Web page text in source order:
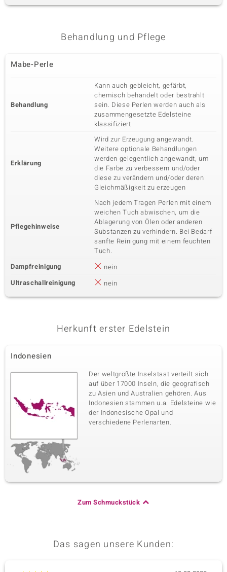
Behandlung und Pflege
Mabe-Perle
Behandlung
Kann auch gebleicht, gefärbt,
chemisch behandelt oder bestrahlt
sein. Diese Perlen werden auch als
zusammengesetzte Edelsteine
klassifiziert
Erklärung
Wird zur Erzeugung angewandt.
Weitere optionale Behandlungen
werden gelegentlich angewandt, um
die Farbe zu verbessern und/oder
diese zu verändern und/oder deren
Gleichmäßigkeit zu erzeugen
Pflegehinweise
Nach jedem Tragen Perlen mit einem
weichen Tuch abwischen, um die
Ablagerung von Ölen oder anderen
Substanzen zu verhindern. Bei Bedarf
sanfte Reinigung mit einem feuchten
Tuch.
Dampfreinigung
nein
Ultraschallreinigung
nein
Herkunft erster Edelstein
Indonesien
Der weltgrößte Inselstaat verteilt sich
auf über 17000 Inseln, die geografisch
zu Asien und Australien gehören. Aus
Indonesien stammen u.a. Edelsteine wie
der Indonesische Opal und
verschiedene Perlenarten.
Zum Schmuckstück
Das sagen unsere Kunden: